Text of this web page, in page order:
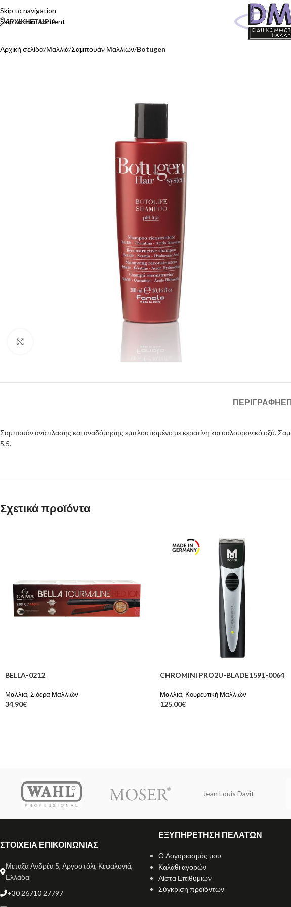
Skip to navigation
Skip to main content
ΑΡΧΙΚΗΕΤΑΙΡΙΑ
Αρχική σελίδα/Μαλλιά/Σαμπουάν Μαλλιών/Botugen
ΠΕΡΙΓΡΑΦΉ
Σαμπουάν ανάπλασης και αναδόμησης εμπλουτισμένο με κερατίνη και υαλουρονικό οξύ.
5,5.
Σχετικά προϊόντα
BELLA-0212
Μαλλιά, Σίδερα Μαλλιών
34.90€
CHROMINI PRO2U-BLADE1591-0064
Μαλλιά, Κουρευτική Μαλλιών
125.00€
Jean Louis Davit
ΣΤΟΙΧΕΙΑ ΕΠΙΚΟΙΝΩΝΙΑΣ
Μεταξά Ανδρέα 5, Αργοστόλι, Κεφαλονιά,
Ελλάδα
+30 26710 27797
ΕΞΥΠΗΡΕΤΗΣΗ ΠΕΛΑΤΩΝ
Ο Λογαριασμός μου
Καλάθι αγορών
Λίστα Επιθυμιών
Σύγκριση προϊόντων